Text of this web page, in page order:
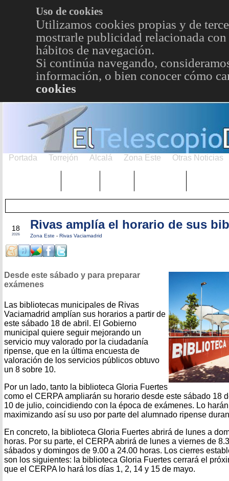
Uso de cookies
Utilizamos cookies propias y de
mostrarle publicidad relacionada
hábitos de navegación.
Si continúa navegando,
información, o bien conocer cómo
cookies
Portada Torrejón Alcalá Zona Este Otras Noticias
18
2026
Rivas amplía el horario de sus
Zona Este - Rivas Vaciamadrid
Desde este sábado y para preparar
exámenes
Las bibliotecas municipales de Rivas
Vaciamadrid amplían sus horarios a partir de
este sábado 18 de abril. El Gobierno
municipal quiere seguir mejorando un
servicio muy valorado por la ciudadanía
ripense, que en la última encuesta de
valoración de los servicios públicos obtuvo
un 8 sobre 10.
Por un lado, tanto la biblioteca Gloria Fuertes
como el CERPA ampliarán su horario desde este sábado 18
10 de julio, coincidiendo con la época de exámenes. Lo
maximizando así su uso por parte del alumnado ripense
En concreto, la biblioteca Gloria Fuertes abrirá de lunes a
horas. Por su parte, el CERPA abrirá de lunes a viernes de
sábados y domingos de 9.00 a 24.00 horas. Los cierres
son los siguientes: la biblioteca Gloria Fuertes cerrará el
que el CERPA lo hará los días 1, 2, 14 y 15 de mayo.